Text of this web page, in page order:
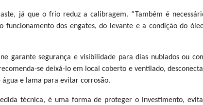
já que o frio reduz a calibragem. “Também é
dos engates, do levante e a condição do
garante segurança e visibilidade para dias nublados ou
se deixá-lo em local coberto e ventilado,
e lama para evitar corrosão.
técnica, é uma forma de proteger o investimento,